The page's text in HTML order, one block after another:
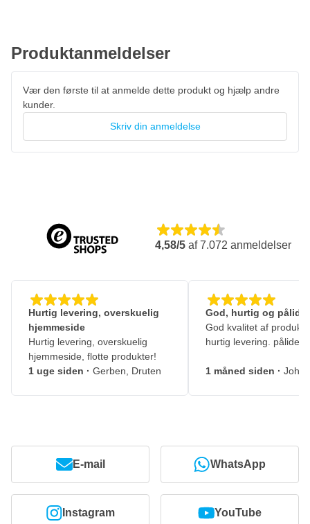
Produktanmeldelser
Vær den første til at anmelde dette produkt og hjælp andre
kunder.
Skriv din anmeldelse
4,58/5 af7.072 anmeldelser
Hurtig levering, overskuelig
hjemmeside
Hurtig levering, overskuelig
hjemmeside, flotte produkter!
1 uge siden · Gerben, Druten
God, hurtig og
God kvalitet af
hurtig levering.
1 måned siden ·
E-mail WhatsApp
Instagram YouTube